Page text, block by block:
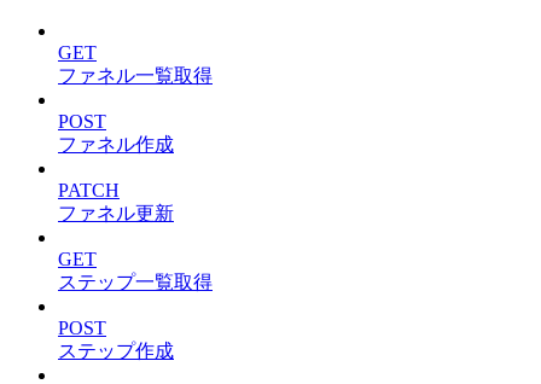
GET
ファネル一覧取得
POST
ファネル作成
PATCH
ファネル更新
GET
ステップ一覧取得
POST
ステップ作成